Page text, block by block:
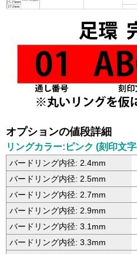
オプションの値段詳細
リングカラー:ピンク (刻印文
バードリング内径: 2.4mm
バードリング内径: 2.5mm
バードリング内径: 2.7mm
バードリング内径: 2.9mm
バードリング内径: 3.1mm
バードリング内径: 3.3mm